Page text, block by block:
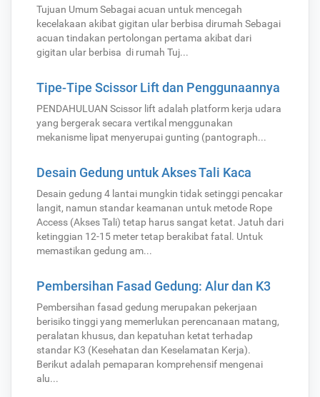
Tujuan Umum Sebagai acuan untuk mencegah
kecelakaan akibat gigitan ular berbisa dirumah Sebagai
acuan tindakan pertolongan pertama akibat dari
gigitan ular berbisa di rumah Tuj...
Tipe-Tipe Scissor Lift dan Penggunaannya
PENDAHULUAN Scissor lift adalah platform kerja udara
yang bergerak secara vertikal menggunakan
mekanisme lipat menyerupai gunting (pantograph...
Desain Gedung untuk Akses Tali Kaca
Desain gedung 4 lantai mungkin tidak setinggi pencakar
langit, namun standar keamanan untuk metode Rope
Access (Akses Tali) tetap harus sangat ketat. Jatuh dari
ketinggian 12-15 meter tetap berakibat fatal. Untuk
memastikan gedung am...
Pembersihan Fasad Gedung: Alur dan K3
Pembersihan fasad gedung merupakan pekerjaan
berisiko tinggi yang memerlukan perencanaan matang,
peralatan khusus, dan kepatuhan ketat terhadap
standar K3 (Kesehatan dan Keselamatan Kerja).
Berikut adalah pemaparan komprehensif mengenai
alu...